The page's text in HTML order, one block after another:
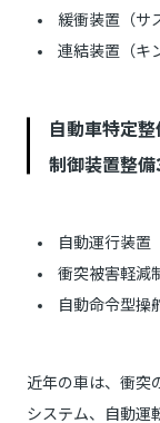
緩衝装置（サ
連結装置（キ
自動車特定
制御装置整備
自動運行装置
衝突被害軽減
自動命令型操
近年の車は、衝突
システム、自動運